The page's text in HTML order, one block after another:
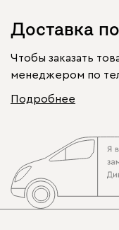
Доставка
Чтобы заказать
менеджером по
Подробнее